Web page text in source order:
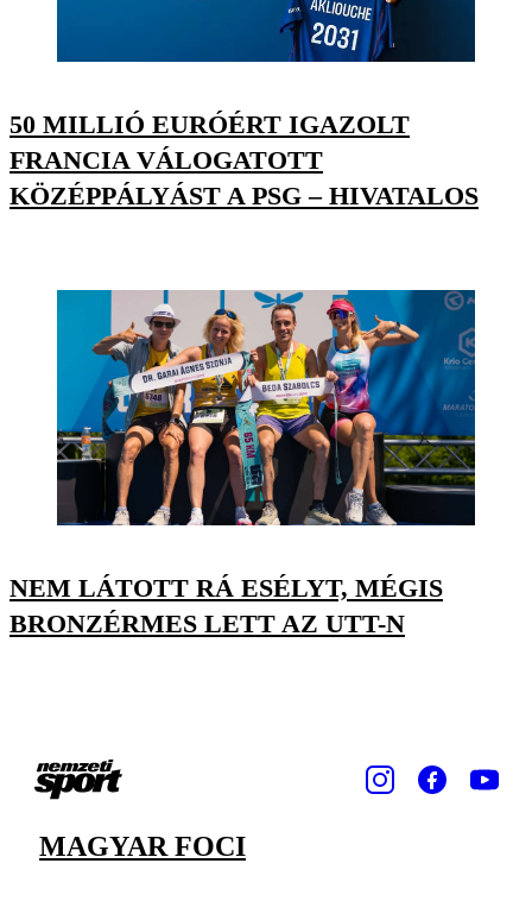
50 MILLIÓ EURÓÉRT IGAZOLT
FRANCIA VÁLOGATOTT
KÖZÉPPÁLYÁST A PSG – HIVATALOS
NEM LÁTOTT RÁ ESÉLYT, MÉGIS
BRONZÉRMES LETT AZ UTT-N
MAGYAR FOCI